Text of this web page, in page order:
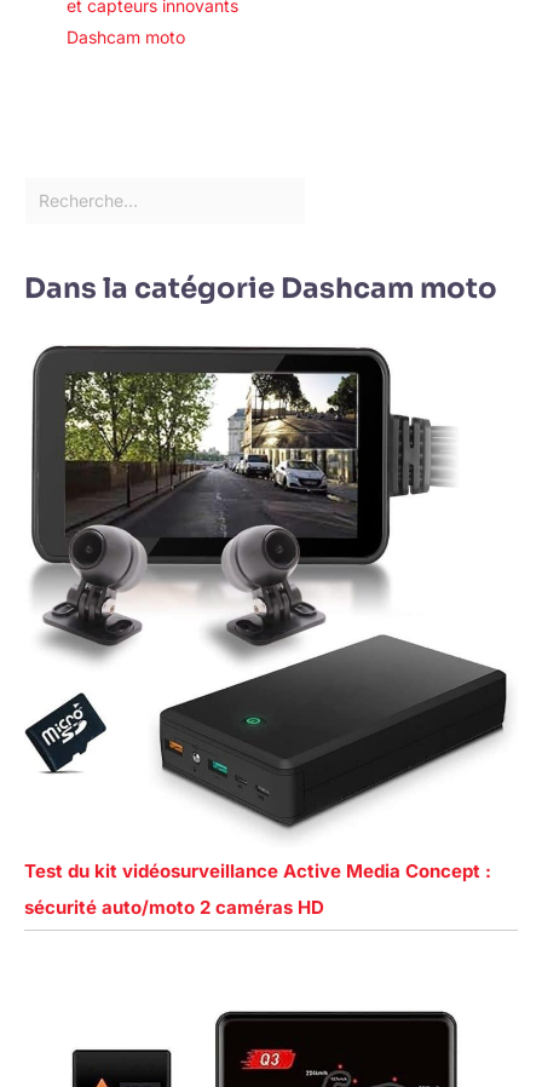
et capteurs innovants
Dashcam moto
Dans la catégorie Dashcam moto
Test du kit vidéosurveillance Active Media Concept :
sécurité auto/moto 2 caméras HD